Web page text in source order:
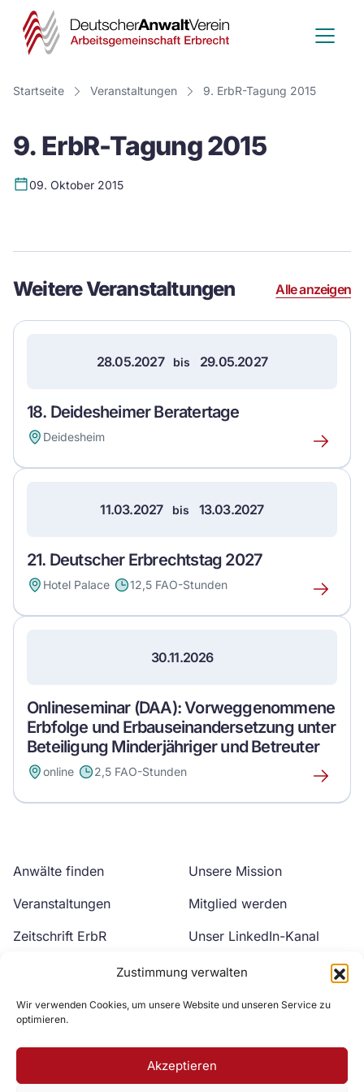
Zustimmung verwalten
Wir verwenden Cookies, um unsere Website und unseren Service zu
optimieren.
Akzeptieren
Deutscher
Anwalt
Verein
Startseite Veranstaltungen 9. ErbR-Tagung 2015
9. ErbR-Tagung 2015
09. Oktober 2015
Details
Weitere Veranstaltungen Alle anzeigen
28.05.2027 bis 29.05.2027
18. Deidesheimer Beratertage
Deidesheim
Erfahre
mehr
11.03.2027 bis 13.03.2027
21. Deutscher Erbrechtstag 2027
Hotel Palace 12,5 FAO-Stunden
Erfahre
mehr
30.11.2026
Onlineseminar (DAA): Vorweggenommene
Erbfolge und Erbauseinandersetzung unter
Beteiligung Minderjähriger und Betreuter
online 2,5 FAO-Stunden
Erfahre
mehr
Anwälte finden
Veranstaltungen
Zeitschrift ErbR
Unsere Mission
Mitglied werden
Unser LinkedIn-Kanal
Unser YouTube-Kanal